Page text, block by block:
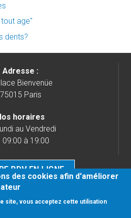
age"
dents?
Adresse :
Bienvenüe
75015 Paris
horaires
au Vendredi
09:00 à 19:00
RDV EN LIGNE
01 76 21 98 98
des cookies afin d'améliorer
site, vous acceptez cette utilisation